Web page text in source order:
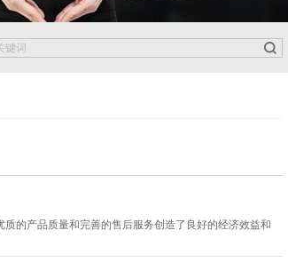
的产品质量和完善的售后服务创造了良好的经济效益和